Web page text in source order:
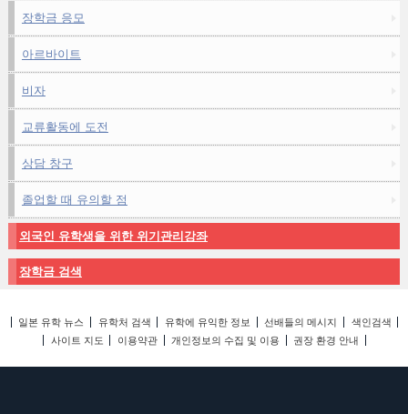
장학금 응모
아르바이트
비자
교류활동에 도전
상담 창구
졸업할 때 유의할 점
외국인 유학생을 위한 위기관리강좌
장학금 검색
일본 유학 뉴스 유학처 검색 유학에 유익한 정보 선배들의 메시지
색인검색
사이트 지도
이용약관 개인정보의 수집 및 이용 권장 환경 안내